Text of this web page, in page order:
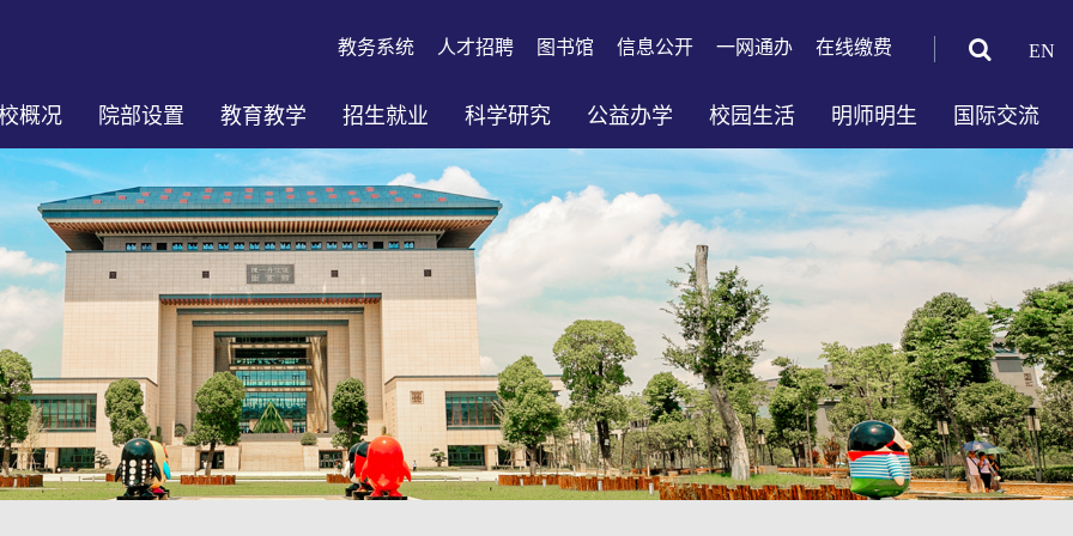
EN
教务系统 人才招聘 图书馆 信息公开 一网通办 在线缴费
概况 院部设置 教育教学 招生就业 科学研究 公益办学 校园生活 明师明生 国际交流